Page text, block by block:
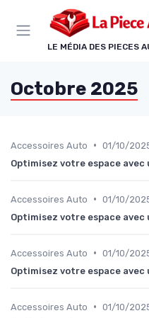
LE MÉDIA DES PIECES
Octobre 2025
Accessoires Auto • 01/10/
Optimisez votre espace
Accessoires Auto • 01/10/
Optimisez votre espace
Accessoires Auto • 01/10/
Optimisez votre espace
Accessoires Auto • 01/10/
Panneau de gestion des